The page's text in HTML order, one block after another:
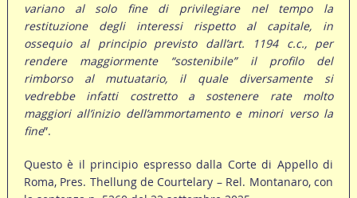
variano al solo fine di privilegiare nel tempo la
restituzione degli interessi rispetto al capitale, in
ossequio al principio previsto dall’art. 1194 c.c., per
rendere maggiormente “sostenibile” il profilo del
rimborso al mutuatario, il quale diversamente si
vedrebbe infatti costretto a sostenere rate molto
maggiori all’inizio dell’ammortamento e minori verso la
fine”.
Questo è il principio espresso dalla Corte di Appello di
Roma, Pres. Thellung de Courtelary – Rel. Montanaro, con